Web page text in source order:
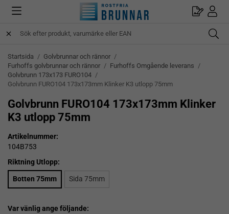
Startsida / Golvbrunnar och rännor /
Furhoffs golvbrunnar och rännor / Furhoffs Omgående leverans /
Golvbrunn 173x173 FURO104 /
Golvbrunn FURO104 173x173mm Klinker K3 utlopp 75mm
Golvbrunn FURO104 173x173mm Klinker
K3 utlopp 75mm
Artikelnummer:
104B753
Riktning Utlopp:
Botten 75mm
Sida 75mm
Var vänlig ange följande: